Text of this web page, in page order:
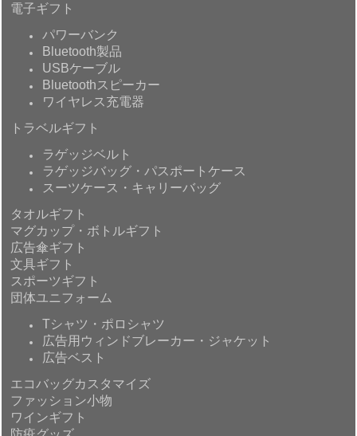
電子ギフト
パワーバンク
Bluetooth製品
USBケーブル
Bluetoothスピーカー
ワイヤレス充電器
トラベルギフト
ラゲッジベルト
ラゲッジバッグ・パスポートケース
スーツケース・キャリーバッグ
タオルギフト
マグカップ・ボトルギフト
広告傘ギフト
文具ギフト
スポーツギフト
団体ユニフォーム
Tシャツ・ポロシャツ
広告用ウィンドブレーカー・ジャケット
広告ベスト
エコバッグカスタマイズ
ファッション小物
ワインギフト